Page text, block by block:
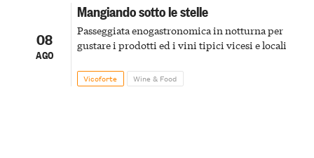
08
AGO
Mangiando sotto le stelle
Passeggiata enogastronomica in notturna per
gustare i prodotti ed i vini tipici vicesi e locali
Vicoforte Wine & Food